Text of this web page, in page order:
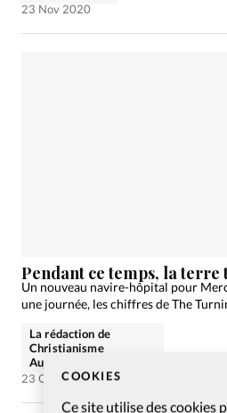
COOKIES
Ce site utilise des cookies
23 Nov 2020
Pendant ce temps, la terre
Un nouveau navire-hôpital pour
une journée, les chiffres de The
La rédaction de
Christianisme
Aujourd'hui
23 Oct 2020